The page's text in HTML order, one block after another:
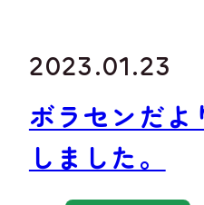
2023.01.23
ボラセンだよ
しました。